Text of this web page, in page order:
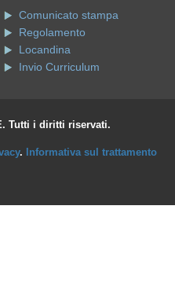
Comunicato stampa
Regolamento
Locandina
Invio Curriculum
Tutti i diritti riservati.
. Informativa sul trattamento